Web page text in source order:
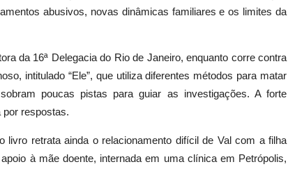
abusivos, novas dinâmicas familiares e os limites da
da 16ª Delegacia do Rio de Janeiro, enquanto corre contra
intitulado “Ele”, que utiliza diferentes métodos para matar
poucas pistas para guiar as investigações. A forte
por respostas.
livro retrata ainda o relacionamento difícil de Val com a filha
à mãe doente, internada em uma clínica em Petrópolis,